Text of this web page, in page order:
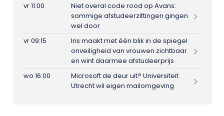
vr 11:00
Niet overal code rood op Avans:
sommige afstudeerzittingen gingen
wel door
vr 09:15
Iris maakt met één blik in de spiegel
onveiligheid van vrouwen zichtbaar
en wint daarmee afstudeerprijs
wo 16:00
Microsoft de deur uit? Universiteit
Utrecht wil eigen mailomgeving